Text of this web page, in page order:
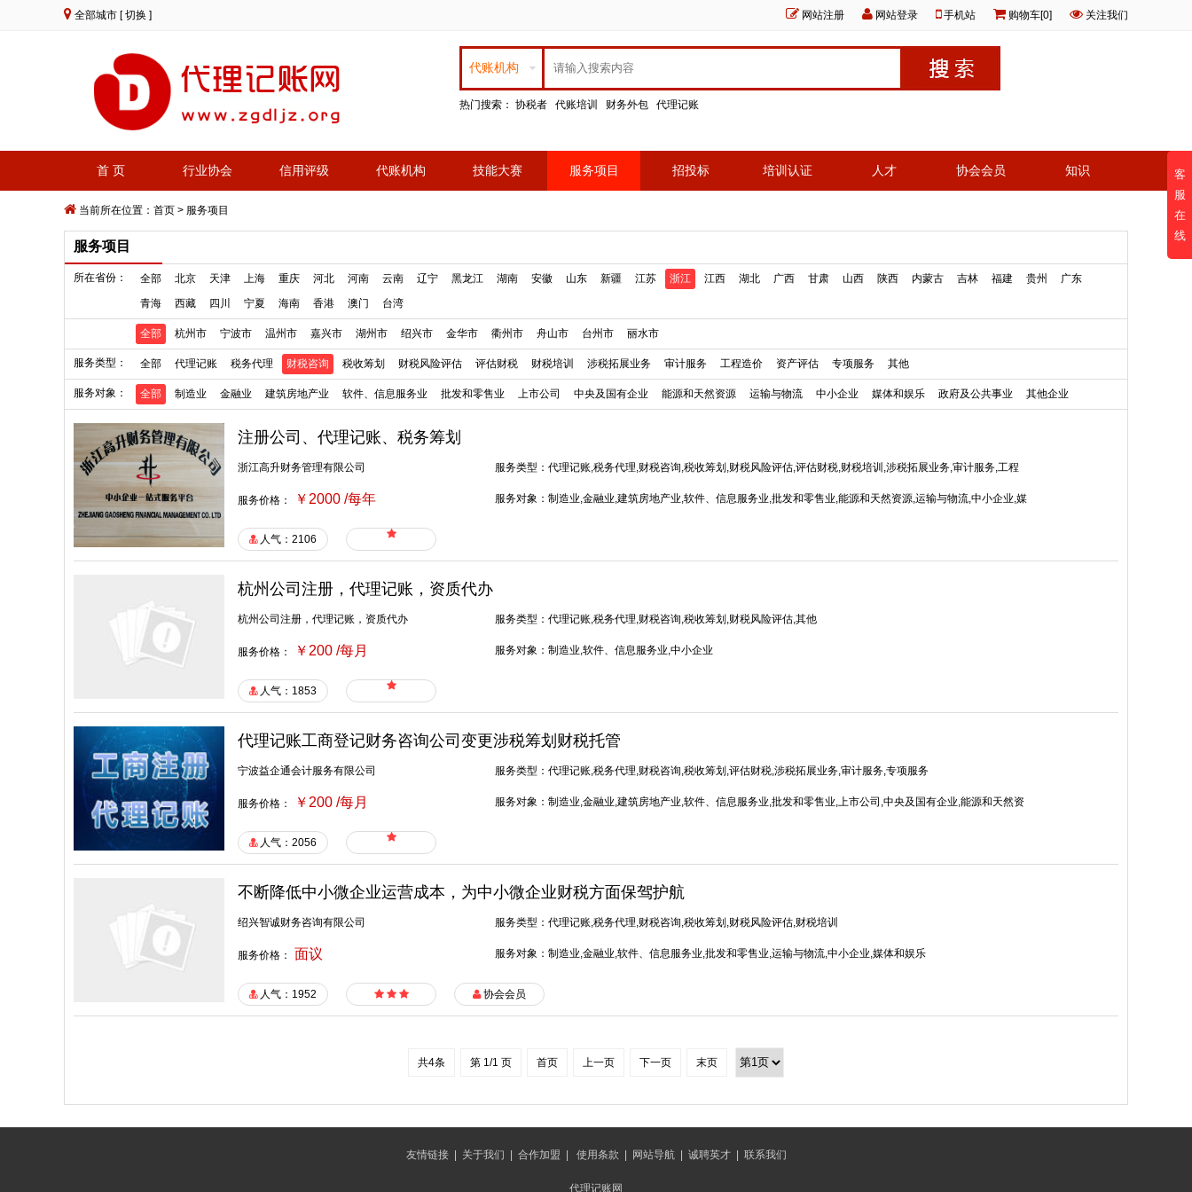
全部城市 [ 切换 ] 网站注册 网站登录 手机站 购物车[0] 关注我们
代账机构
热门搜索： 协税者 代账培训 财务外包 代理记账
首 页 行业协会 信用评级 代账机构 技能大赛 服务项目 招投标 培训认证 人才 协会会员 知识
当前所在位置： 首页 > 服务项目
服务项目
所在省份： 全部 北京 天津 上海 重庆 河北 河南 云南 辽宁 黑龙江 湖南 安徽 山东 新疆 江苏 浙江 江西 湖北 广西 甘肃 山西 陕西 内蒙古 吉林 福建 贵州
广东
青海
西藏 四川 宁夏 海南 香港 澳门 台湾
全部 杭州市 宁波市 温州市 嘉兴市 湖州市 绍兴市 金华市 衢州市 舟山市 台州市 丽水市
服务类型： 全部 代理记账 税务代理 财税咨询 税收筹划 财税风险评估 评估财税 财税培训 涉税拓展业务 审计服务 工程造价 资产评估 专项服务 其他
服务对象： 全部 制造业 金融业 建筑房地产业 软件、信息服务业 批发和零售业 上市公司 中央及国有企业 能源和天然资源 运输与物流 中小企业 媒体和娱乐 政府及公共事业 其他企业
注册公司、代理记账、税务筹划
浙江高升财务管理有限公司 服务类型：代理记账,税务代理,财税咨询,税收筹划,财税风险评估,评估财税,财税培训,涉税拓展业务,审计服务,工程
造价,资产评估,专项服务,其他
服务价格： ￥2000 /每年 服务对象：制造业,金融业,建筑房地产业,软件、信息服务业,批发和零售业,能源和天然资源,运输与物流,中小企业,媒
人气：2106
杭州公司注册，代理记账，资质代办
杭州公司注册，代理记账，资质代办 服务类型：代理记账,税务代理,财税咨询,税收筹划,财税风险评估,其他
服务价格： ￥200 /每月 服务对象：制造业,软件、信息服务业,中小企业
人气：1853
代理记账工商登记财务咨询公司变更涉税筹划财税托管
宁波益企通会计服务有限公司 服务类型：代理记账,税务代理,财税咨询,税收筹划,评估财税,涉税拓展业务,审计服务,专项服务
服务价格： ￥200 /每月 服务对象：制造业,金融业,建筑房地产业,软件、信息服务业,批发和零售业,上市公司,中央及国有企业,能源和天然资
人气：2056
不断降低中小微企业运营成本，为中小微企业财税方面保驾护航
绍兴智诚财务咨询有限公司 服务类型：代理记账,税务代理,财税咨询,税收筹划,财税风险评估,财税培训
服务价格： 面议 服务对象：制造业,金融业,软件、信息服务业,批发和零售业,运输与物流,中小企业,媒体和娱乐
人气：1952 协会会员
共4条 第 1/1 页 首页 上一页 下一页 末页
友情链接| 关于我们 合作加盟 使用条款 网站导航| 诚聘英才| 联系我们
代理记账网
客
服
在
线